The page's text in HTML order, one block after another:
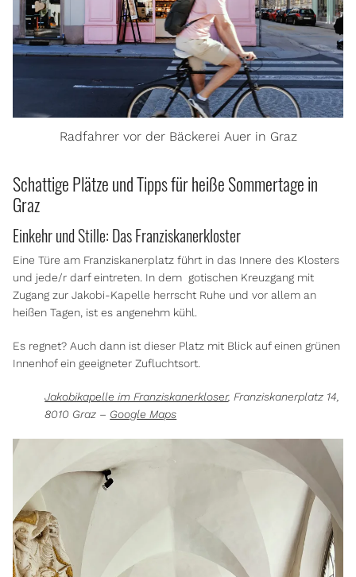
Radfahrer vor der Bäckerei Auer in Graz
Schattige Plätze und Tipps für heiße Sommertage in
Graz
Einkehr und Stille: Das Franziskanerkloster
Eine Türe am Franziskanerplatz führt in das Innere des Klosters
und jede/r darf eintreten. In dem gotischen Kreuzgang mit
Zugang zur Jakobi-Kapelle herrscht Ruhe und vor allem an
heißen Tagen, ist es angenehm kühl.
Es regnet? Auch dann ist dieser Platz mit Blick auf einen grünen
Innenhof ein geeigneter Zufluchtsort.
Jakobikapelle im Franziskanerkloser, Franziskanerplatz 14,
8010 Graz – Google Maps